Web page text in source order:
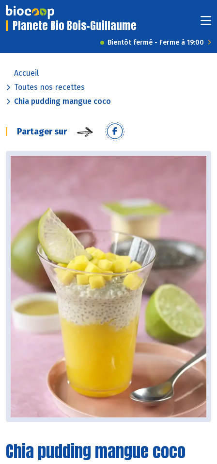
Planete Bio Bois-Guillaume
Bientôt fermé - Ferme à 19:00
Accueil
Toutes nos recettes
Chia pudding mangue coco
Partager sur
Chia pudding mangue coco